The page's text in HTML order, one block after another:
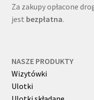
Za zakupy opłacone
jest bezpłatna.
NASZE PRODUKTY
Wizytówki
Ulotki